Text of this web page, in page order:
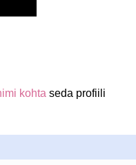
kohta seda profiili